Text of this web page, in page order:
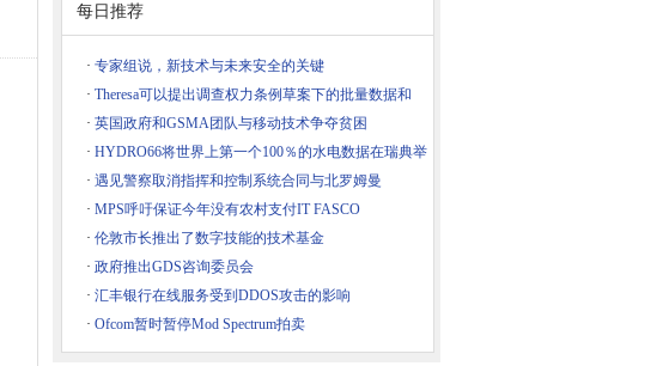
每日推荐
· 专家组说，新技术与未来安全的关键
· Theresa可以提出调查权力条例草案下的批量数据和
· 英国政府和GSMA团队与移动技术争夺贫困
· HYDRO66将世界上第一个100％的水电数据在瑞典举
行
· 遇见警察取消指挥和控制系统合同与北罗姆曼
· MPS呼吁保证今年没有农村支付IT FASCO
· 伦敦市长推出了数字技能的技术基金
· 政府推出GDS咨询委员会
· 汇丰银行在线服务受到DDOS攻击的影响
· Ofcom暂时暂停Mod Spectrum拍卖